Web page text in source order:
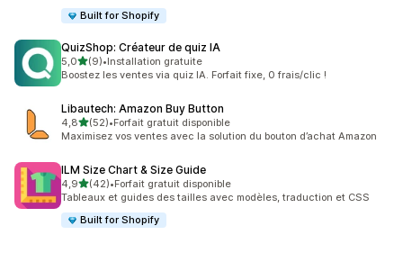
Built for Shopify
QuizShop: Créateur de quiz IA
5,0étoile(s) sur 5
(9)
9 avis au total
•Installation gratuite
Boostez les ventes via quiz IA. Forfait fixe, 0 frais/clic !
Libautech: Amazon Buy Button
4,8étoile(s) sur 5
(52)
52 avis au total
•Forfait gratuit disponible
Maximisez vos ventes avec la solution du bouton d’achat Amazon
ILM Size Chart & Size Guide
4,9étoile(s) sur 5
(42)
42 avis au total
•Forfait gratuit disponible
Tableaux et guides des tailles avec modèles, traduction et CSS
Built for Shopify